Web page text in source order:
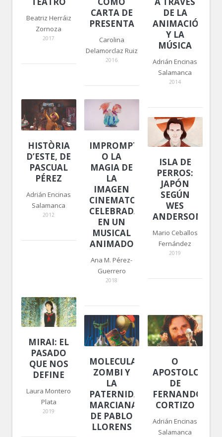
Beatriz Herráiz
Zornoza
2017
CARTA DE
PRESENTACIÓN
Carolina
Delamorclaz Ruiz
2016
DE LA
ANIMACIÓN
Y LA
MÚSICA
Adrián Encinas
Salamanca
2014
HISTÒRIA
D’ESTE, DE
PASCUAL
PÉREZ
Adrián Encinas
Salamanca
2012
IMPROMPTU
O LA
MAGIA DE
LA
IMAGEN
CINEMATOGRÁFICA
CELEBRADA
EN UN
MUSICAL
ANIMADO
Ana M. Pérez-
Guerrero
2018
ISLA DE
PERROS:
JAPÓN
SEGÚN
WES
ANDERSON
Mario Ceballos
Fernández
2019
MIRAI: EL
PASADO
QUE NOS
DEFINE
Laura Montero
Plata
2019
MOLECULAR
ZOMBI Y
LA
PATERNIDAD
MARCIANA
DE PABLO
LLORENS
O
APOSTOLO,
DE
FERNANDO
CORTIZO
Adrián Encinas
Salamanca